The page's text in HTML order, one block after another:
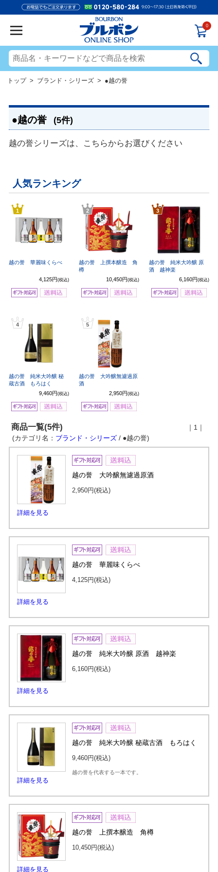
0
トップ> ブランド・シリーズ > ●越の誉
●越の誉 (5件)
越の誉シリーズは、こちらからお選びください
人気ランキング
1
越の誉 華麗味くらべ
4,125円 (税込)
2
越の誉 上撰本醸造 角
樽
10,450円 (税込)
3
越の誉 純米大吟醸 原
酒 越神楽
6,160円(税込)
4
越の誉 純米大吟醸 秘
蔵古酒 もろはく
9,460円 (税込)
5
越の誉 大吟醸無濾過原
酒
2,950円 (税込)
商品一覧(5件)
｜1｜
(カテゴリ名： ブランド・シリーズ/ ●越の誉)
詳細を見る
越の誉 大吟醸無濾過原酒
2,950円(税込)
詳細を見る
越の誉 華麗味くらべ
4,125円(税込)
詳細を見る
越の誉 純米大吟醸 原酒 越神楽
6,160円(税込)
詳細を見る
越の誉 純米大吟醸 秘蔵古酒 もろはく
9,460円(税込)
越の誉を代表する一本です。
詳細を見る
越の誉 上撰本醸造 角樽
10,450円(税込)